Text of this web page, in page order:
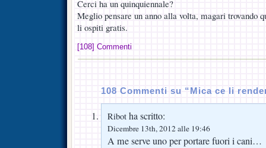
Cerci ha un quinquiennale?
Meglio pensare un anno alla volta, magari trovando
li ospiti gratis.
[108] Commenti
108 Commenti su “Mica ce li
Ribot ha scritto:
Dicembre 13th, 2012 alle 19:46
A me serve uno per portare fuori i cani…